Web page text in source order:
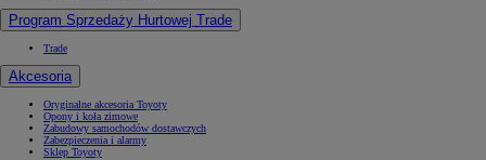
Program Sprzedaży Hurtowej Trade
Trade
Akcesoria
Oryginalne akcesoria Toyoty
Opony i koła zimowe
Zabudowy samochodów dostawczych
Zabezpieczenia i alarmy
Sklep Toyoty